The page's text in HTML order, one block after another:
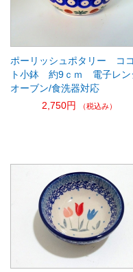
ポーリッシュポタリー コ
ト小鉢 約9ｃｍ 電子レン
オーブン/食洗器対応
2,750円
（税込み）